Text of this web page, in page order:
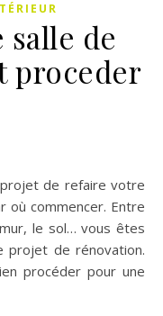
salle de
proceder
où commencer. Entre
le sol… vous êtes
projet de rénovation.
procéder pour une